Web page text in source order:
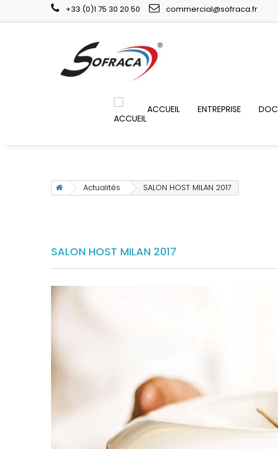
+33 (0)1 75 30 20 50 commercial@sofraca.fr
ACCUEIL ENTREPRISE
Actualités SALON HOST MILAN 2017
SALON HOST MILAN 2017